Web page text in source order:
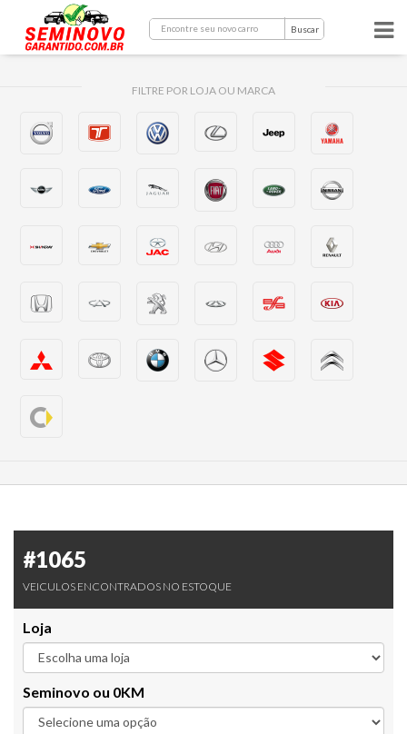
Buscar
FILTRE POR LOJA OU MARCA
#1065
VEICULOS ENCONTRADOS NO ESTOQUE
Loja
Seminovo ou 0KM